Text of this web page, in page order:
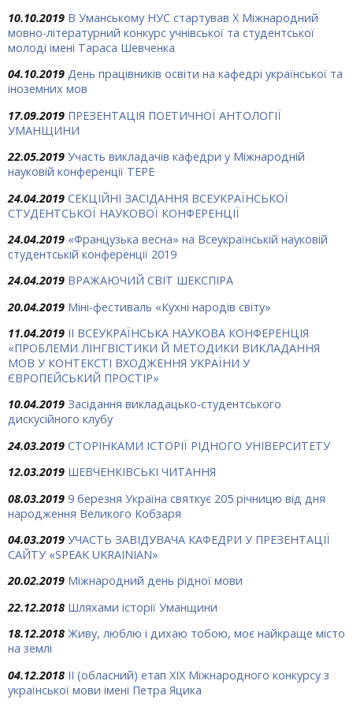
10.10.2019 В Уманському НУС стартував Х Міжнародний
мовно-літературний конкурс учнівської та студентської
молоді імені Тараса Шевченка
04.10.2019 День працівників освіти на кафедрі української та
іноземних мов
17.09.2019 ПРЕЗЕНТАЦІЯ ПОЕТИЧНОЇ АНТОЛОГІЇ
УМАНЩИНИ
22.05.2019 Участь викладачів кафедри у Міжнародній
науковій конференції ТЕРЕ
24.04.2019 СЕКЦІЙНІ ЗАСІДАННЯ ВСЕУКРАЇНСЬКОЇ
СТУДЕНТСЬКОЇ НАУКОВОЇ КОНФЕРЕНЦІЇ
24.04.2019 «Французька весна» на Всеукраїнській науковій
студентській конференції 2019
24.04.2019 ВРАЖАЮЧИЙ СВІТ ШЕКСПІРА
20.04.2019 Міні-фестиваль «Кухні народів світу»
11.04.2019 ІІ ВСЕУКРАЇНСЬКА НАУКОВА КОНФЕРЕНЦІЯ
«ПРОБЛЕМИ ЛІНГВІСТИКИ Й МЕТОДИКИ ВИКЛАДАННЯ
МОВ У КОНТЕКСТІ ВХОДЖЕННЯ УКРАЇНИ У
ЄВРОПЕЙСЬКИЙ ПРОСТІР»
10.04.2019 Засідання викладацько-студентського
дискусійного клубу
24.03.2019 СТОРІНКАМИ ІСТОРІЇ РІДНОГО УНІВЕРСИТЕТУ
12.03.2019 ШЕВЧЕНКІВСЬКІ ЧИТАННЯ
08.03.2019 9 березня Україна святкує 205 річницю від дня
народження Великого Кобзаря
04.03.2019 УЧАСТЬ ЗАВІДУВАЧА КАФЕДРИ У ПРЕЗЕНТАЦІЇ
САЙТУ «SPEAK UKRAINIAN»
20.02.2019 Міжнародний день рідної мови
22.12.2018 Шляхами історії Уманщини
18.12.2018 Живу, люблю і дихаю тобою, моє найкраще місто
на землі
04.12.2018 ІІ (обласний) етап ХІХ Міжнародного конкурсу з
української мови імені Петра Яцика